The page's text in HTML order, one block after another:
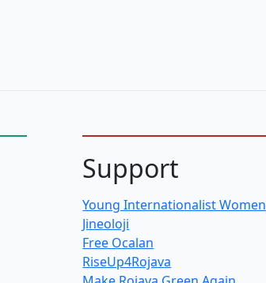
Support
Young Internationalist Women
Jineoloji
Free Ocalan
RiseUp4Rojava